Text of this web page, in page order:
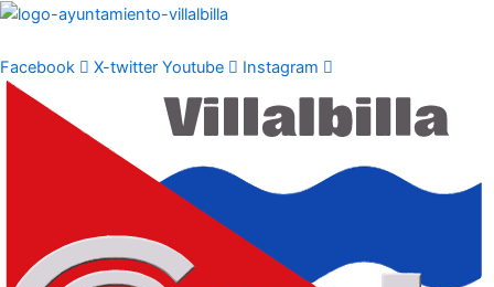
Ir
contenido
Facebook X-twitter Youtube Instagram